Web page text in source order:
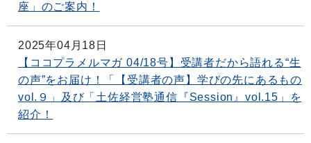
座」のご案内！
2025年04月18日
【ココプラメルマガ 04/18号】受講者だから語れる“生
の声”をお届け！「【受講者の声】学びの先にあるもの
vol.９」及び「土佐経営塾通信『Session』vol.15」を
紹介！